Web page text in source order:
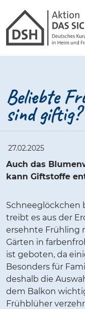
Gathmann
Beliebte
sind giftig?
27.02.2025
Auch das
kann Giftstoffe
Schneeglöckchen
treibt es aus der
ersehnte Frühling
Gärten in
ist geboten, da
Besonders für
deshalb die
dem Balkon
Frühblüher